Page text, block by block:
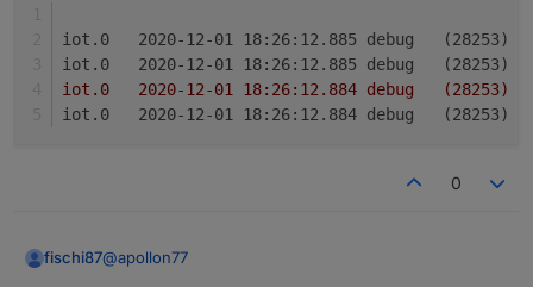
iot.0	2020-12-
iot.0	2020-12-01
iot.0	2020-12-01 18:26:12.884
iot.0	2020-12-01 18:26:12.884
0
fischi87@apollon77